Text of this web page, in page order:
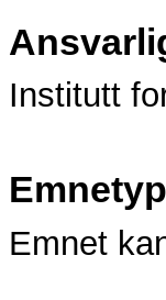
Institutt
Emnet